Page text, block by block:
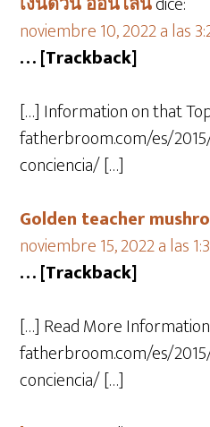
noviembre 10, 2022 a las
… [Trackback]
[…] Information on that
fatherbroom.com/es/
conciencia/ […]
Golden teacher
noviembre 15, 2022 a las
… [Trackback]
[…] Read More
fatherbroom.com/es/
conciencia/ […]